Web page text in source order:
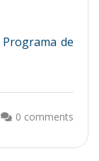
de
0 comments